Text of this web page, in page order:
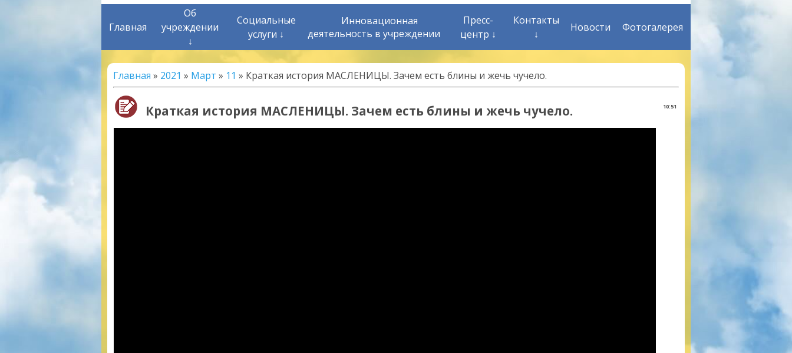
Главная
Об
учреждении
↓
Социальные
услуги ↓
Инновационная
деятельность в учреждении
Пресс-
центр ↓
Контакты
↓
Новости Фотогалерея
Главная » 2021 » Март » 11 » Краткая история МАСЛЕНИЦЫ. Зачем есть блины и жечь чучело.
10:51
Краткая история МАСЛЕНИЦЫ. Зачем есть блины и жечь чучело.